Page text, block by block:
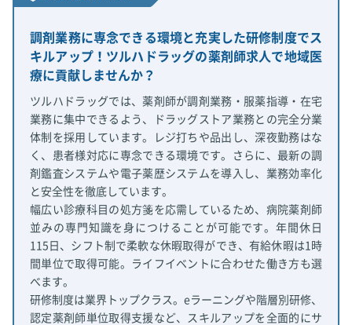
調剤業務に専念できる環境と充実した研修制度でス
キルアップ！ツルハドラッグの薬剤師求人で地域医
療に貢献しませんか？
ツルハドラッグでは、薬剤師が調剤業務・服薬指導・在宅
業務に集中できるよう、ドラッグストア業務との完全分業
体制を採用しています。レジ打ちや品出し、深夜勤務はな
く、患者様対応に専念できる環境です。さらに、最新の調
剤鑑査システムや電子薬歴システムを導入し、業務効率化
と安全性を徹底しています。
幅広い診療科目の処方箋を応需しているため、病院薬剤師
並みの専門知識を身につけることが可能です。年間休日
115日、シフト制で柔軟な休暇取得ができ、有給休暇は1時
間単位で取得可能。ライフイベントに合わせた働き方も選
べます。
研修制度は業界トップクラス。eラーニングや階層別研修、
認定薬剤師単位取得支援など、スキルアップを全面的にサ